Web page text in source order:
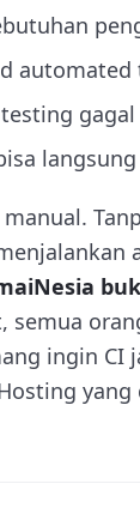
automated
gagal
semua
ingin